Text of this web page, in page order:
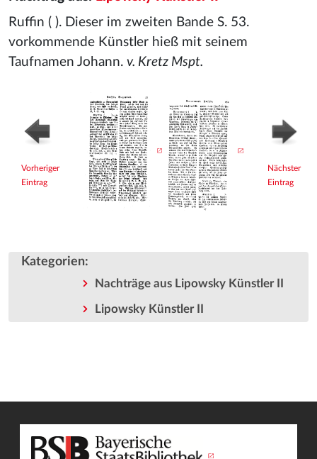
Ruffin ( ). Dieser im zweiten Bande S. 53.
vorkommende Künstler hieß mit seinem
Taufnamen Johann. v. Kretz Mspt.
Vorheriger
Eintrag
Nächster
Eintrag
Kategorien:
Nachträge aus Lipowsky Künstler II
Lipowsky Künstler II